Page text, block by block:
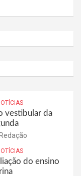
vestibular da
do ensino